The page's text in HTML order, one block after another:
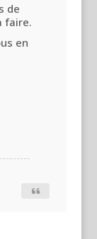
de
faire.
en